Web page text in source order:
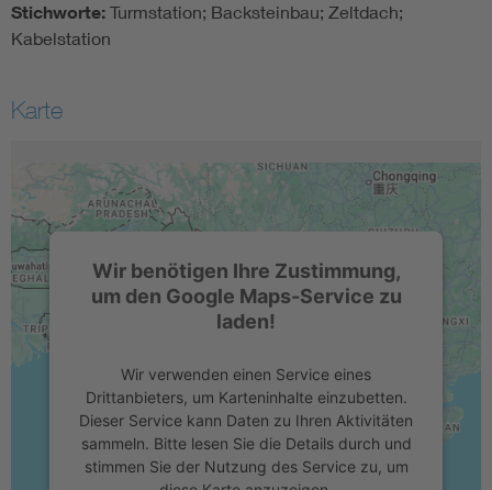
Stichworte: Turmstation; Backsteinbau; Zeltdach;
Kabelstation
Karte
Wir benötigen Ihre Zustimmung,
um den Google Maps-Service zu
laden!
Wir verwenden einen Service eines
Drittanbieters, um Karteninhalte einzubetten.
Dieser Service kann Daten zu Ihren Aktivitäten
sammeln. Bitte lesen Sie die Details durch und
stimmen Sie der Nutzung des Service zu, um